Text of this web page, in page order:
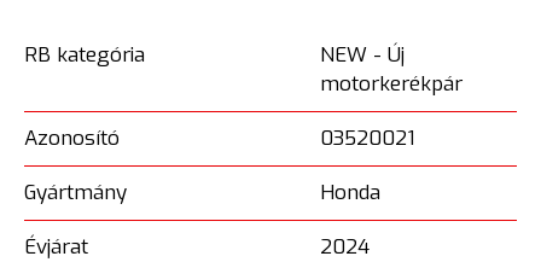
RB kategória
NEW - Új
motorkerékpár
Azonosító
03520021
Gyártmány
Honda
Évjárat
2024